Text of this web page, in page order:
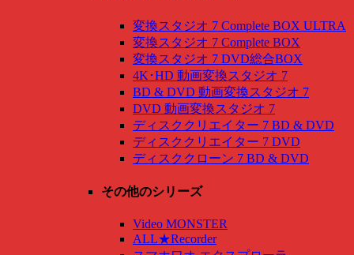
変換スタジオ 7 Complete BOX ULTRA
変換スタジオ 7 Complete BOX
変換スタジオ 7 DVD総合BOX
4K･HD 動画変換スタジオ 7
BD & DVD 動画変換スタジオ 7
DVD 動画変換スタジオ 7
ディスククリエイター 7 BD & DVD
ディスククリエイター 7 DVD
ディスククローン 7 BD & DVD
その他のシリーズ
Video MONSTER
ALL★Recorder